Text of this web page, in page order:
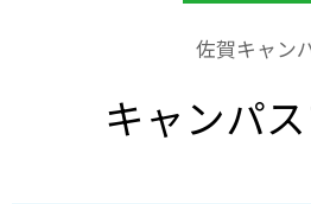
佐賀キャン
キャンパ